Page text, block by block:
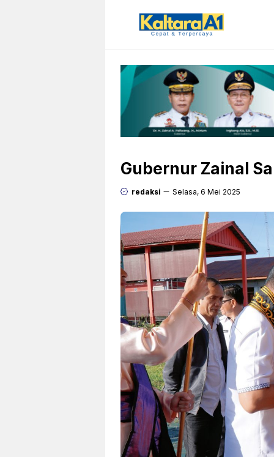
Gubernur Zainal
redaksi Selasa, 6 Mei 2025